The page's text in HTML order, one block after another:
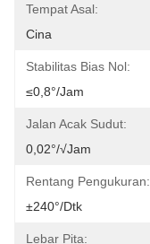
Tempat Asal:
Cina
Stabilitas Bias Nol:
≤0,8°/jam
Jalan Acak Sudut:
0,02°/√jam
Rentang Pengukuran:
±240°/dtk
Lebar Pita: